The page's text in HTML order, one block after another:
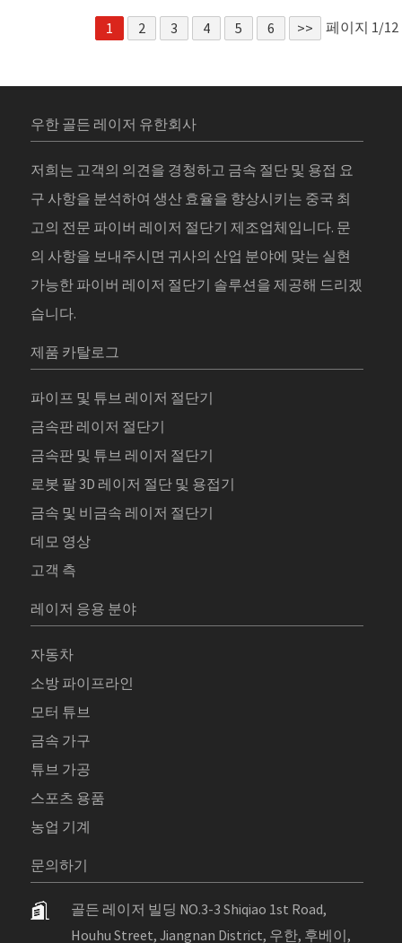
1 2 3 4 5 6 >> 페이지 1/12
우한 골든 레이저 유한회사
저희는 고객의 의견을 경청하고 금속 절단 및 용접 요
구 사항을 분석하여 생산 효율을 향상시키는 중국 최
고의 전문 파이버 레이저 절단기 제조업체입니다. 문
의 사항을 보내주시면 귀사의 산업 분야에 맞는 실현
가능한 파이버 레이저 절단기 솔루션을 제공해 드리겠
습니다.
제품 카탈로그
파이프 및 튜브 레이저 절단기
금속판 레이저 절단기
금속판 및 튜브 레이저 절단기
로봇 팔 3D 레이저 절단 및 용접기
금속 및 비금속 레이저 절단기
데모 영상
고객 측
레이저 응용 분야
자동차
소방 파이프라인
모터 튜브
금속 가구
튜브 가공
스포츠 용품
농업 기계
문의하기
골든 레이저 빌딩 NO.3-3 Shiqiao 1st Road,
Houhu Street, Jiangnan District, 우한, 후베이,